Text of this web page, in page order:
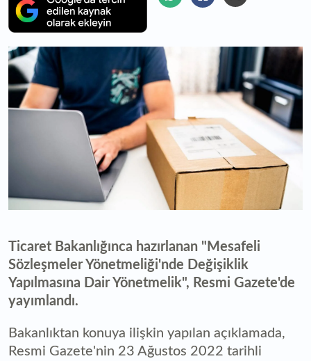
Ticaret Bakanlığınca hazırlanan "Mesafeli
Sözleşmeler Yönetmeliği'nde Değişiklik
Yapılmasına Dair Yönetmelik", Resmi Gazete'de
yayımlandı.
Bakanlıktan konuya ilişkin yapılan açıklamada,
Resmi Gazete'nin 23 Ağustos 2022 tarihli